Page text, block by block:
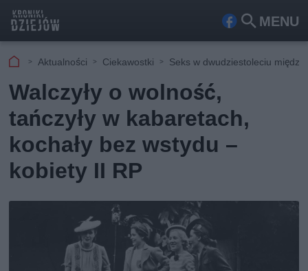
MENU
Fa
ook
Szu
kaj
Aktualności Ciekawostki Seks w dwudziestoleciu
Walczyły o wolność,
tańczyły w kabaretach,
kochały bez wstydu –
kobiety II RP